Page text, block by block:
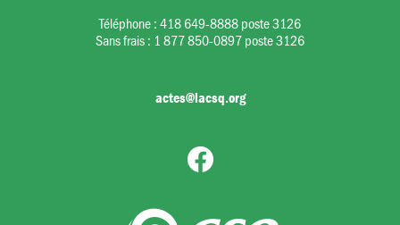
Téléphone :418 649-8888 poste 3126
Sans frais : 1 877 850-0897 poste 3126
actes@lacsq.org